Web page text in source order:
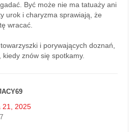
Być może nie ma tatuaży ani
urok i charyzma sprawiają, że
wracać.
i porywających doznań,
kiedy znów się spotkamy.
21, 2025
7